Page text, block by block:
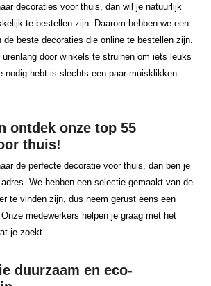
decoraties voor thuis, dan wil je natuurlijk
te bestellen zijn. Daarom hebben we een
beste decoraties die online te bestellen zijn.
door winkels te struinen om iets leuks
nodig hebt is slechts een paar muisklikken
ontdek onze top 55
thuis!
de perfecte decoratie voor thuis, dan ben je
We hebben een selectie gemaakt van de
te vinden zijn, dus neem gerust eens een
medewerkers helpen je graag met het
je zoekt.
duurzaam en eco-